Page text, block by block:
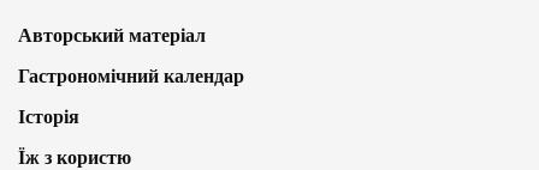
Авторський матеріал
Гастрономічний календар
Історія
Їж з користю